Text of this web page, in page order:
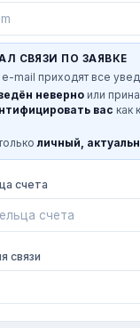
СВЯЗИ ПО ЗАЯВКЕ
e-mail приходят все
неверно или
вас как
личный,
счета
связи